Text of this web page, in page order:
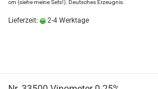
cm (siehe meine Sets!). Deutsches Erzeugnis.
Lieferzeit: 2-4 Werktage